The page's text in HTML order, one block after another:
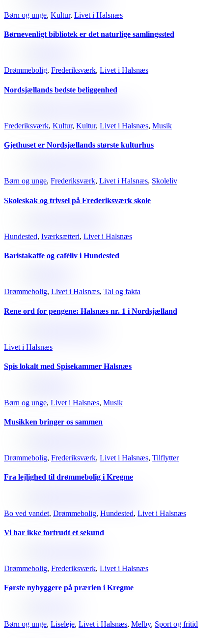
Børn og unge, Kultur, Livet i Halsnæs
Børnevenligt bibliotek er det naturlige samlingssted
Drømmebolig, Frederiksværk, Livet i Halsnæs
Nordsjællands bedste beliggenhed
Frederiksværk, Kultur, Kultur, Livet i Halsnæs, Musik
Gjethuset er Nordsjællands største kulturhus
Børn og unge, Frederiksværk, Livet i Halsnæs, Skoleliv
Skoleskak og trivsel på Frederiksværk skole
Hundested, Iværksætteri, Livet i Halsnæs
Baristakaffe og caféliv i Hundested
Drømmebolig, Livet i Halsnæs, Tal og fakta
Rene ord for pengene: Halsnæs nr. 1 i Nordsjælland
Livet i Halsnæs
Spis lokalt med Spisekammer Halsnæs
Børn og unge, Livet i Halsnæs, Musik
Musikken bringer os sammen
Drømmebolig, Frederiksværk, Livet i Halsnæs, Tilflytter
Fra lejlighed til drømmebolig i Kregme
Bo ved vandet, Drømmebolig, Hundested, Livet i Halsnæs
Vi har ikke fortrudt et sekund
Drømmebolig, Frederiksværk, Livet i Halsnæs
Første nybyggere på prærien i Kregme
Børn og unge, Liseleje, Livet i Halsnæs, Melby, Sport og fritid